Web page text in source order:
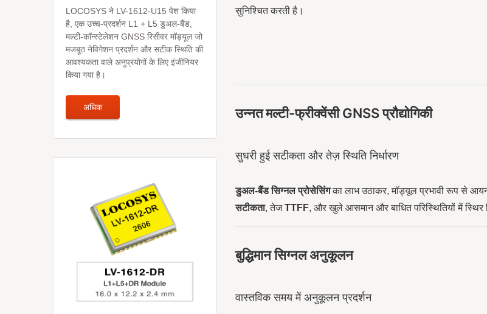
LOCOSYS ने LV-1612-U15 पेश किया
है, एक उच्च-प्रदर्शन L1 + L5 डुअल-बैंड,
मल्टी-कॉन्स्टेलेशन GNSS रिसीवर मॉड्यूल जो
मजबूत नेविगेशन प्रदर्शन और सटीक स्थिति की
आवश्यकता वाले अनुप्रयोगों के लिए इंजीनियर
किया गया है।
अधिक
सुनिश्चित करती है।
उन्नत मल्टी-फ्रीक्वेंसी GNSS प्रौद्योगिकी
सुधरी हुई सटीकता और तेज़ स्थिति निर्धारण
डुअल-बैंड सिग्नल प्रोसेसिंगका लाभ उठाकर, मॉड्यूल प्रभावी रूप से
सटीकता, तेजTTFF, और खुले आसमान और बाधित परिस्थितियों में स्थिर
बुद्धिमान सिग्नल अनुकूलन
वास्तविक समय में अनुकूलन प्रदर्शन